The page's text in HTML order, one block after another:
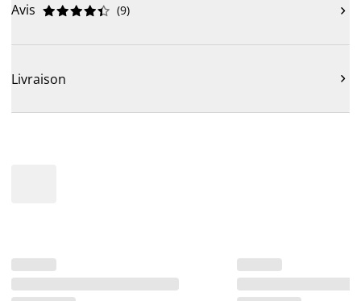
Avis 




 (9) 
Livraison 